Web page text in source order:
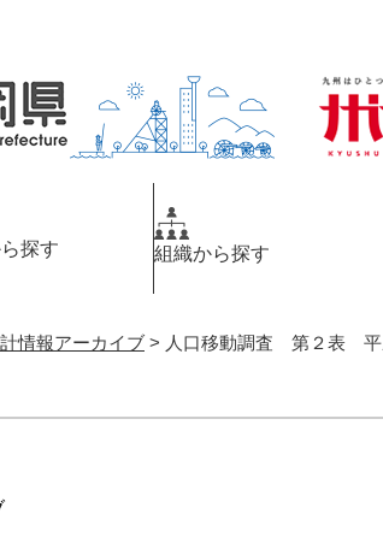
探す 組織から探す
情報アーカイブ > 人口移動調査 第２表 平